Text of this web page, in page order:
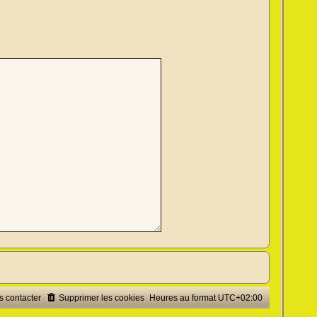
Heures au format UTC+02:00
Supprimer les cookies
contacter